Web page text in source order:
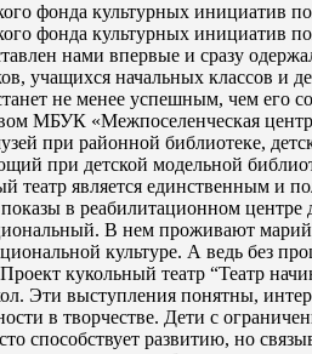
фонда культурных инициатив
фонда культурных инициатив
нами впервые и сразу
учащихся начальных классов и
не менее успешным, чем его
МБУК «Межпоселенческая
при районной библиотеке,
при детской модельной
театр является единственным и
в реабилитационном
В нем проживают
культуре. А ведь без
кукольный театр “Театр
Эти выступления понятны,
в творчестве. Дети с
способствует развитию, но